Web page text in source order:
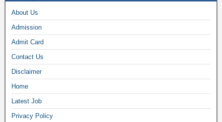
About Us
Admission
Admit Card
Contact Us
Disclaimer
Home
Latest Job
Privacy Policy